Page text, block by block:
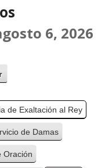
6, 2026
de Exaltación al Rey
de Damas
Oración